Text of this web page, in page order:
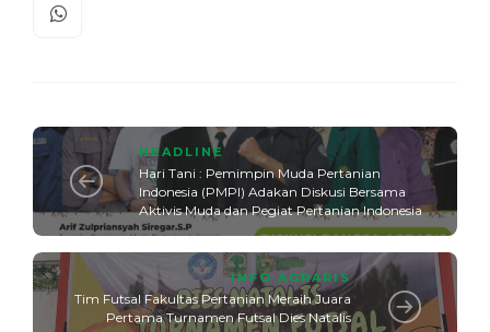
HEADLINE
Hari Tani : Pemimpin Muda Pertanian
Indonesia (PMPI) Adakan Diskusi Bersama
Aktivis Muda dan Pegiat Pertanian Indonesia
INFO AGRARIS
Tim Futsal Fakultas Pertanian Meraih Juara
Pertama Turnamen Futsal Dies Natalis